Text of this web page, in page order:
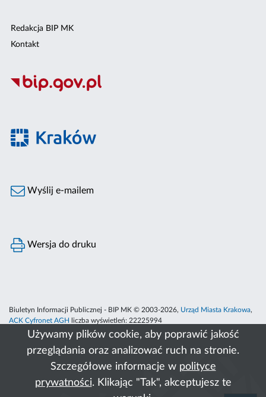
Używamy plików cookie, aby poprawić jakość
przeglądania oraz analizować ruch na stronie.
Szczegółowe informacje w polityce
prywatności. Klikając "Tak", akceptujesz te
Redakcja BIP MK
Kontakt
Wyślij e-mailem
Wersja do druku
Biuletyn Informacji Publicznej - BIP MK © 2003-2026, Urząd Miasta Krakowa,
ACK Cyfronet AGH
liczba wyświetleń: 22225994